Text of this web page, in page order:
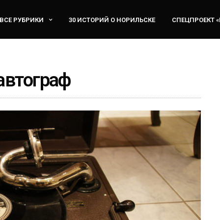
ВСЕ РУБРИКИ 30 ИСТОРИЙ О НОРИЛЬСКЕ СПЕЦПРОЕКТ